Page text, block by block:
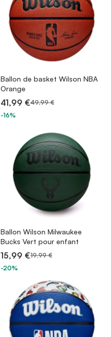
Ballon de basket Wilson NBA
Orange
41,99 €49,99 €
-16%
Ballon Wilson Milwaukee
Bucks Vert pour enfant
15,99 €19,99 €
-20%